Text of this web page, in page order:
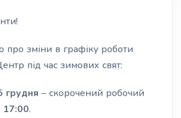
про зміни в графіку роботи
під час зимових свят:
грудня – скорочений робочий
17:00.